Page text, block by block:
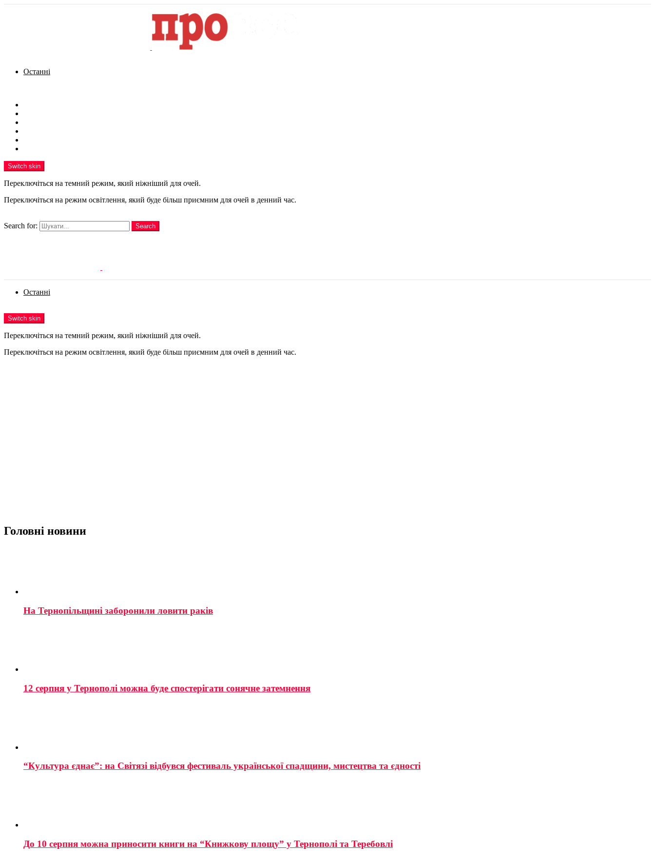
Останні
Switch skin
Переключіться на темний режим, який ніжніший для очей.
Переключіться на режим освітлення, який буде більш приємним для очей в денний час.
Search for:
Search
Останні
Switch skin
Переключіться на темний режим, який ніжніший для очей.
Переключіться на режим освітлення, який буде більш приємним для очей в денний час.
Головні новини
На Тернопільщині заборонили ловити раків
12 серпня у Тернополі можна буде спостерігати сонячне затемнення
“Культура єднає”: на Світязі відбувся фестиваль української спадщини, мистецтва та єдності
До 10 серпня можна приносити книги на “Книжкову площу” у Тернополі та Теребовлі